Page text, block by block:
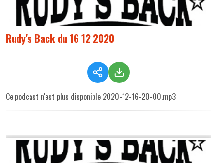
Rudy's Back du 16 12 2020
Ce podcast n'est plus disponible 2020-12-16-20-00.mp3